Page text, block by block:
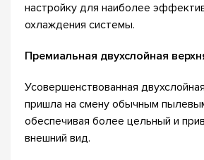
настройку для наиболее
охлаждения системы.
Премиальная двухслойная
Усовершенствованная
пришла на смену обычным
обеспечивая более цельный и
внешний вид.